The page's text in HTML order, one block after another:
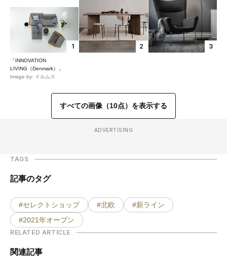
1
「INNOVATION
LIVING（Denmark）」
Image by: イルムス
2 3
すべての画像（10点）を表示する
ADVERTISING
TAGS
記事のタグ
#セレクトショップ #北欧
#新ライン
#2021年オープン
RELATED ARTICLE
関連記事